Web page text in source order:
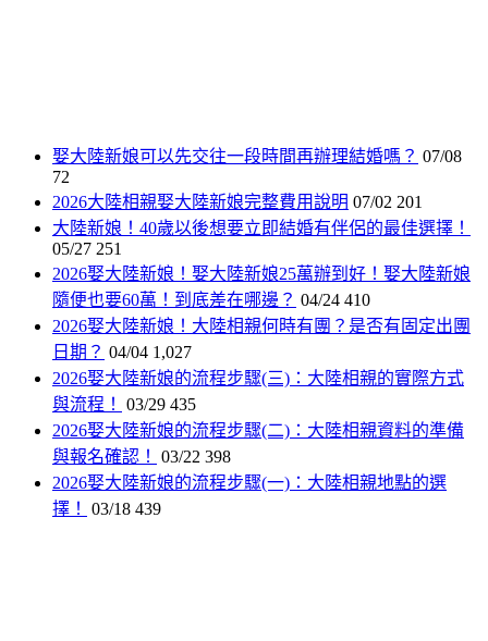
娶大陸新娘可以先交往一段時間再辦理結婚嗎？ 07/08
72
2026大陸相親娶大陸新娘完整費用說明 07/02 201
大陸新娘！40歲以後想要立即結婚有伴侶的最佳選擇！
05/27 251
2026娶大陸新娘！娶大陸新娘25萬辦到好！娶大陸新娘
隨便也要60萬！到底差在哪邊？ 04/24 410
2026娶大陸新娘！大陸相親何時有團？是否有固定出團
日期？ 04/04 1,027
2026娶大陸新娘的流程步驟(三)：大陸相親的實際方式
與流程！
03/29 435
2026娶大陸新娘的流程步驟(二)：大陸相親資料的準備
與報名確認！
03/22 398
2026娶大陸新娘的流程步驟(一)：大陸相親地點的選
擇！
03/18 439